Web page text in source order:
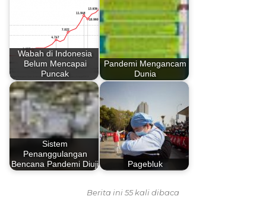
Wabah di Indonesia
Belum Mencapai
Puncak
Pandemi Mengancam
Dunia
Sistem
Penanggulangan
Bencana Pandemi Diuji
Pagebluk
Berita ini 55 kali dibaca